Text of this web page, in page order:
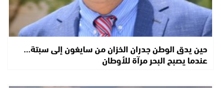
حين يدق الوطن جدران الخزان من سايغون إلى سبتة…
عندما يصبح البحر مرآة للأوطان